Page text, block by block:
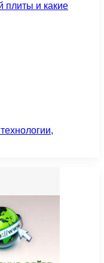
плиты и какие